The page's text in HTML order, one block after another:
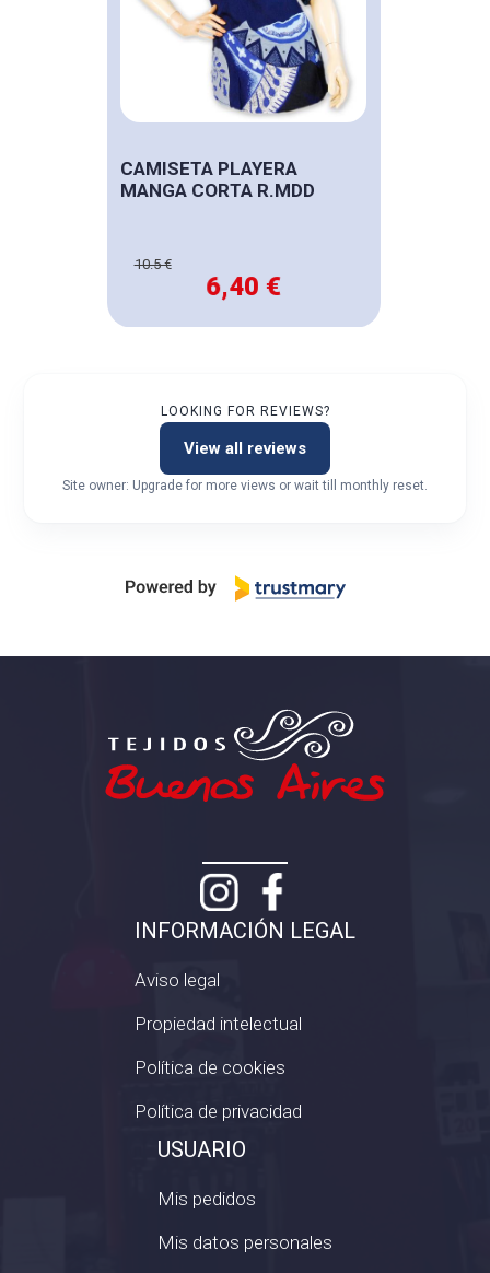
CAMISETA PLAYERA
MANGA CORTA R.MDD
10.5 €
6,40 €
LOOKING FOR REVIEWS?
View all reviews
Site owner: Upgrade for more views or wait till monthly reset.
INFORMACIÓN LEGAL
Aviso legal
Propiedad intelectual
Política de cookies
Política de privacidad
USUARIO
Mis pedidos
Mis datos personales